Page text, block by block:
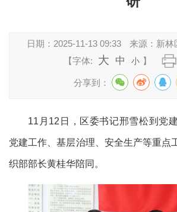
日期： 2025-11-13 09:33 来源： 新林
【字体:
大 中 小 】
分享到：
11月12日，区委书记邢雪松到党
党建工作、基层治理、安全生产等重点
织部部长黄桂华陪同。